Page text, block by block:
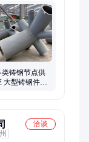
类铸钢节点供
大型铸钢件加
洽谈